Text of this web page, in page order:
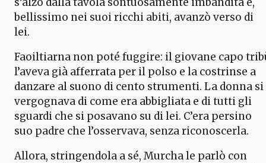
bellissimo nei suoi ricchi abiti, avanzò verso di
lei.
Faoiltiarna non poté fuggire: il giovane capo
l’aveva già afferrata per il polso e la costrinse a
danzare al suono di cento strumenti. La donna si
vergognava di come era abbigliata e di tutti gli
sguardi che si posavano su di lei. C’era persino
suo padre che l’osservava, senza riconoscerla.
Allora, stringendola a sé, Murcha le parlò con